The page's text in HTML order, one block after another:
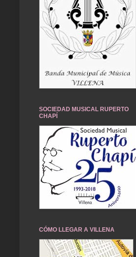
SOCIEDAD MUSICAL RUPERTO
CHAPÍ
CÓMO LLEGAR A VILLENA